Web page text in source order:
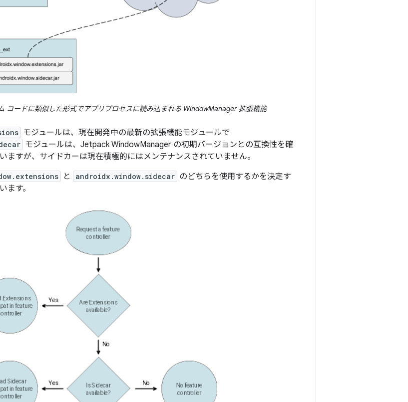
コードに類似した形式でアプリプロセスに読み込まれる WindowManager 拡張機能
モジュールは、現在開発中の最新の拡張機能モジュールで
モジュールは、Jetpack WindowManager の初期バージョンとの互換性を確
ますが、サイドカーは現在積極的にはメンテナンスされていません。
と androidx.window.sidecar のどちらを使用するかを決定す
ます。